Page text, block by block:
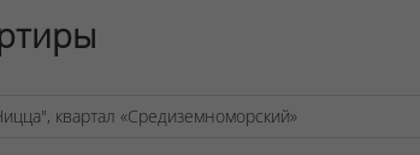
столицаконсалт", УНП 190285638,